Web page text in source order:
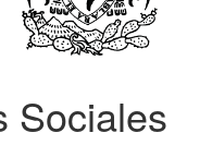
Sociales